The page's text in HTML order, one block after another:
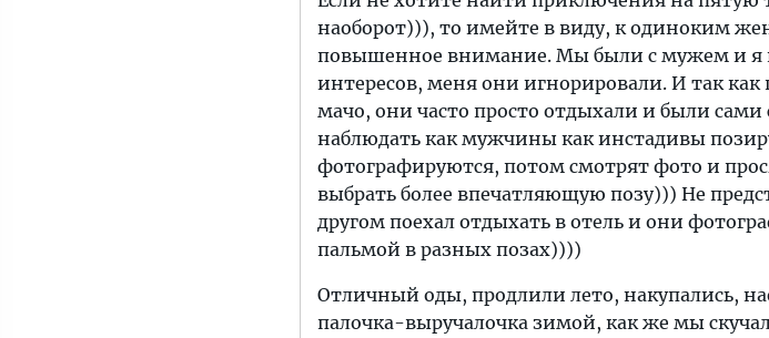
наоборот))), то имейте в виду, к одиноким
повышенное внимание. Мы были с мужем и я
интересов, меня они игнорировали. И так
мачо, они часто просто отдыхали и были
наблюдать как мужчины как инстадивы
фотографируются, потом смотрят фото и
выбрать более впечатляющую позу))) Не
другом поехал отдыхать в отель и они
пальмой в разных позах))))
Отличный оды, продлили лето, накупались,
палочка-выручалочка зимой, как же мы